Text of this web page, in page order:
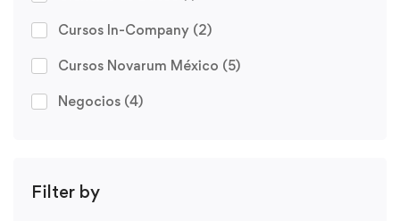
Cursos In-Company (2)
Cursos Novarum México (5)
Negocios (4)
Filter by